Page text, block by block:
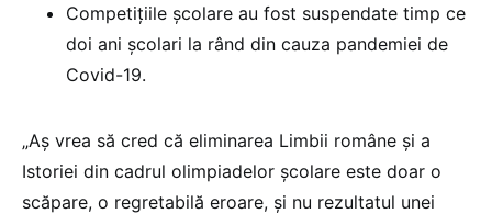
Competițiile școlare au fost suspendate timp ce
doi ani școlari la rând din cauza pandemiei de
Covid-19.
„Aş vrea să cred că eliminarea Limbii române şi a
Istoriei din cadrul olimpiadelor şcolare este doar o
scăpare, o regretabilă eroare, şi nu rezultatul unei